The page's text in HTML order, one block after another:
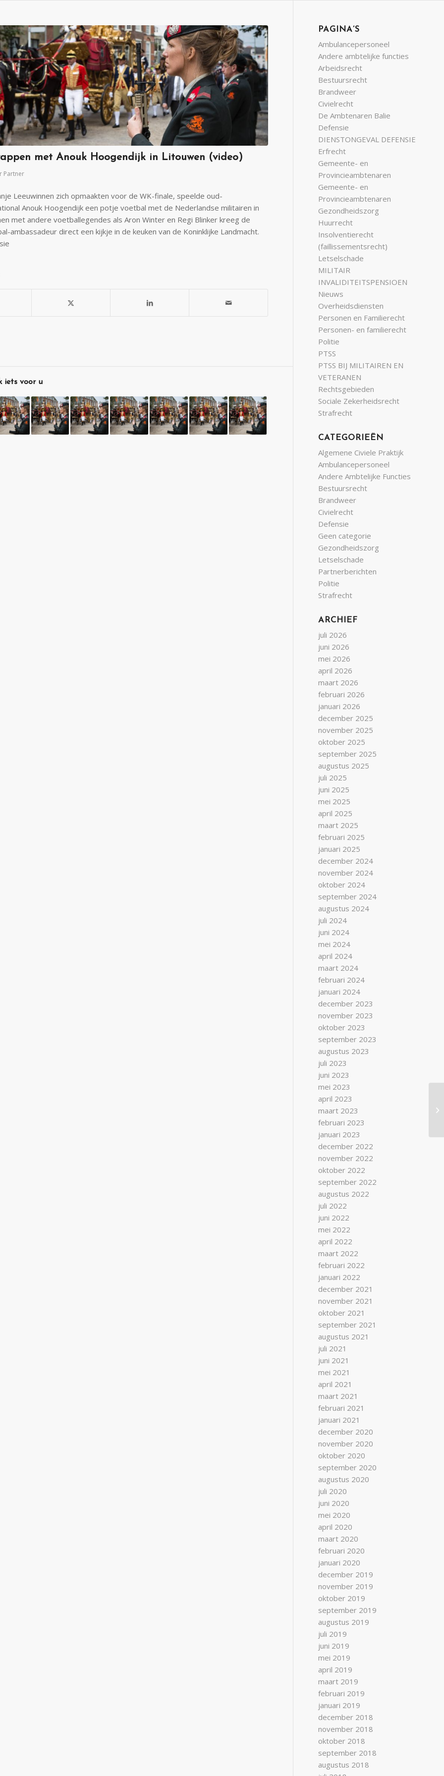
met Anouk Hoogendijk in Litouwen (video)
Partner
Leeuwinnen zich opmaakten voor de WK-finale, speelde oud-
Anouk Hoogendijk een potje voetbal met de Nederlandse militairen in
met andere voetballegendes als Aron Winter en Regi Blinker kreeg de
ambassadeur direct een kijkje in de keuken van de Koninklijke Landmacht.
iets voor u
PAGINA’S
Ambulancepersoneel
Andere ambtelijke functies
Arbeidsrecht
Bestuursrecht
Brandweer
Civielrecht
De Ambtenaren Balie
Defensie
DIENSTONGEVAL DEFENSIE
Erfrecht
Gemeente- en
Provincieambtenaren
Gemeente- en
Provincieambtenaren
Gezondheidszorg
Huurrecht
Insolventierecht
(faillissementsrecht)
Letselschade
MILITAIR
INVALIDITEITSPENSIOEN
Nieuws
Overheidsdiensten
Personen en Familierecht
Personen- en familierecht
Politie
PTSS
PTSS BIJ MILITAIREN EN
VETERANEN
Rechtsgebieden
Sociale Zekerheidsrecht
Strafrecht
CATEGORIEËN
Algemene Civiele Praktijk
Ambulancepersoneel
Andere Ambtelijke Functies
Bestuursrecht
Brandweer
Civielrecht
Defensie
Geen categorie
Gezondheidszorg
Letselschade
Partnerberichten
Politie
Strafrecht
ARCHIEF
juli 2026
juni 2026
mei 2026
april 2026
maart 2026
februari 2026
januari 2026
december 2025
november 2025
oktober 2025
september 2025
augustus 2025
juli 2025
juni 2025
mei 2025
april 2025
maart 2025
februari 2025
januari 2025
december 2024
november 2024
oktober 2024
september 2024
augustus 2024
juli 2024
juni 2024
mei 2024
april 2024
maart 2024
februari 2024
januari 2024
december 2023
november 2023
oktober 2023
september 2023
augustus 2023
juli 2023
juni 2023
mei 2023
april 2023
maart 2023
februari 2023
januari 2023
december 2022
november 2022
oktober 2022
september 2022
augustus 2022
juli 2022
juni 2022
mei 2022
april 2022
maart 2022
februari 2022
januari 2022
december 2021
november 2021
oktober 2021
september 2021
augustus 2021
juli 2021
juni 2021
mei 2021
april 2021
maart 2021
februari 2021
januari 2021
december 2020
november 2020
oktober 2020
september 2020
augustus 2020
juli 2020
juni 2020
mei 2020
april 2020
maart 2020
februari 2020
januari 2020
december 2019
november 2019
oktober 2019
september 2019
augustus 2019
juli 2019
juni 2019
mei 2019
april 2019
maart 2019
februari 2019
januari 2019
december 2018
november 2018
oktober 2018
september 2018
augustus 2018